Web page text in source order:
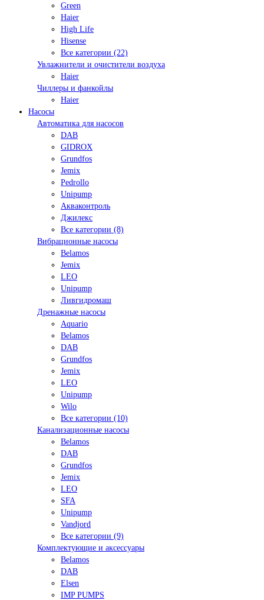
Green
Haier
High Life
Hisense
Все категории (22)
Увлажнители и очистители воздуха
Haier
Чиллеры и фанкойлы
Haier
Насосы
Автоматика для насосов
DAB
GIDROX
Grundfos
Jemix
Pedrollo
Unipump
Акваконтроль
Джилекс
Все категории (8)
Вибрационные насосы
Belamos
Jemix
LEO
Unipump
Ливгидромаш
Дренажные насосы
Aquario
Belamos
DAB
Grundfos
Jemix
LEO
Unipump
Wilo
Все категории (10)
Канализационные насосы
Belamos
DAB
Grundfos
Jemix
LEO
SFA
Unipump
Vandjord
Все категории (9)
Комплектующие и аксессуары
Belamos
DAB
Elsen
IMP PUMPS